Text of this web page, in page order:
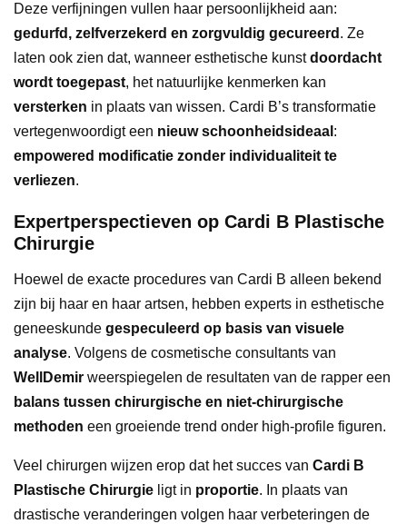
Deze verfijningen vullen haar persoonlijkheid aan:
gedurfd, zelfverzekerd en zorgvuldig gecureerd . Ze
laten ook zien dat, wanneer esthetische kunstdoordacht
wordt toegepast, het natuurlijke kenmerken kan
versterken in plaats van wissen. Cardi B’s transformatie
vertegenwoordigt een nieuw schoonheidsideaal :
empowered modificatie zonder individualiteit te
verliezen.
Expertperspectieven op Cardi B Plastische
Chirurgie
Hoewel de exacte procedures van Cardi B alleen bekend
zijn bij haar en haar artsen, hebben experts in esthetische
geneeskunde gespeculeerd op basis van visuele
analyse. Volgens de cosmetische consultants van
WellDemir weerspiegelen de resultaten van de rapper een
balans tussen chirurgische en niet-chirurgische
methoden een groeiende trend onder high-profile figuren.
Veel chirurgen wijzen erop dat het succes van Cardi B
Plastische Chirurgie ligt in proportie. In plaats van
drastische veranderingen volgen haar verbeteringen de